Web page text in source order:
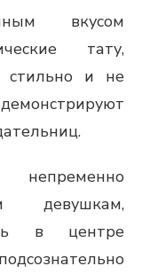
вкусом
тату,
стильно и не
непременно
девушкам,
в центре